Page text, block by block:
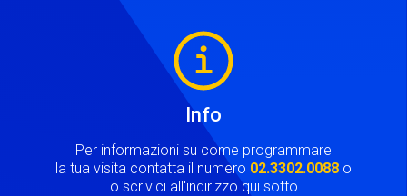
Info
Per informazioni su come programmare
la tua visita contatta il numero 02.3302.0088 o
o scrivici all'indirizzo qui sotto